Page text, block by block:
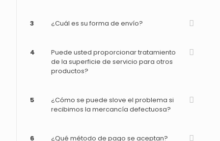
3 ¿Cuál es su forma de envío?
4
Puede usted proporcionar tratamiento
de la superficie de servicio para otros
productos?
5
¿Cómo se puede slove el problema si
recibimos la mercancía defectuosa?
6 ¿Qué método de pago se aceptan?